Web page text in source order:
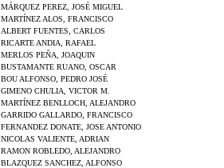
MÁRQUEZ PEREZ, JOSÉ MIGUEL
MARTÍNEZ ALOS, FRANCISCO
ALBERT FUENTES, CARLOS
RICARTE ANDIA, RAFAEL
MERLOS PEÑA, JOAQUIN
BUSTAMANTE RUANO, OSCAR
BOU ALFONSO, PEDRO JOSÉ
GIMENO CHULIA, VICTOR M.
MARTÍNEZ BENLLOCH, ALEJANDRO
GARRIDO GALLARDO, FRANCISCO
FERNANDEZ DONATE, JOSE ANTONIO
NICOLAS VALIENTE, ADRIAN
RAMON ROBLEDO, ALEJANDRO
BLAZQUEZ SANCHEZ, ALFONSO